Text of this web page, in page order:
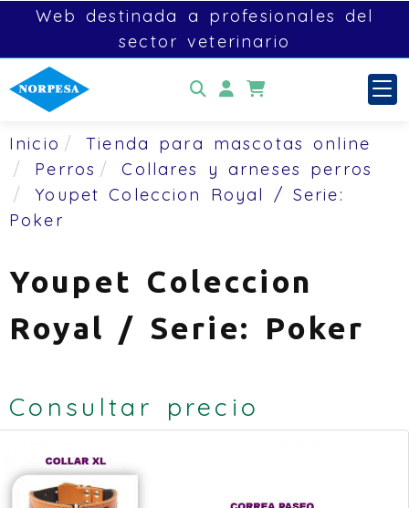
Identifícate
Web destinada a profesionales del
sector veterinario
Inicio
Tienda para mascotas online
Perros
Collares y arneses perros
Youpet Coleccion Royal / Serie:
Poker
Youpet Coleccion
Royal / Serie: Poker
Consultar precio